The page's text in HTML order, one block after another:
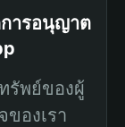
การอนุญาต
รัพย์ของผู้
องเรา